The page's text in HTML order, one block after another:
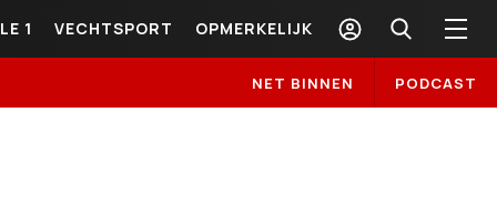
1 VECHTSPORT OPMERKELIJK
NET BINNEN PODCAST